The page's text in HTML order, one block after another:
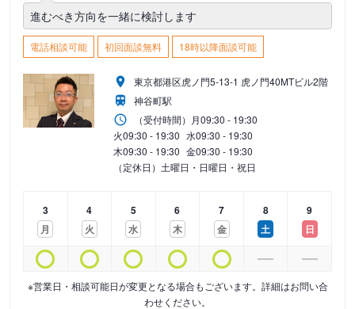
進むべき方向を一緒に検討します
電話相談可能 初回面談無料 18時以降面談可能
東京都港区虎ノ門5-13-1 虎ノ門40MTビル2階
神谷町駅
（受付時間） 月09:30 - 19:30
火09:30 - 19:30 水09:30 - 19:30
木09:30 - 19:30 金09:30 - 19:30
（定休日）土曜日・日曜日・祝日
3
月
4
火
5
水
6
木
7
金
8
土
9
日
※営業日・相談可能日が変更となる場合もございます。詳細はお問い合
わせください。